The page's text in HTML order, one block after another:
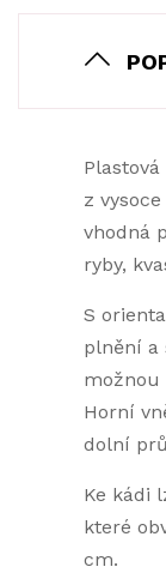
z
vhodná
ryby,
S
plnění a
možnou
Horní
dolní
Ke kádi
které
cm.